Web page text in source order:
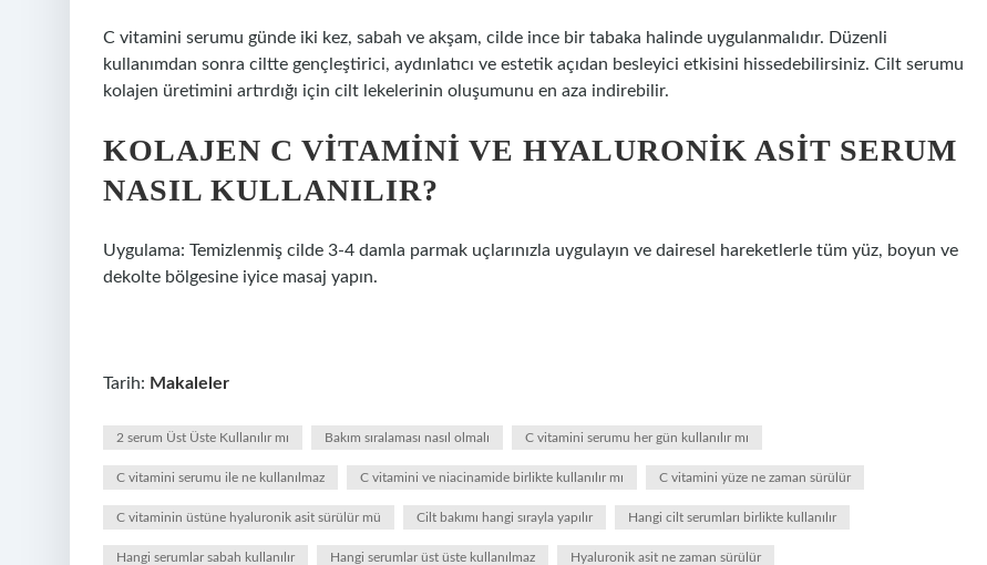
C vitamini serumu günde iki kez, sabah ve akşam, cilde ince bir tabaka halinde uygulanmalıdır. Düzenli
kullanımdan sonra ciltte gençleştirici, aydınlatıcı ve estetik açıdan besleyici etkisini hissedebilirsiniz. Cilt serumu
kolajen üretimini artırdığı için cilt lekelerinin oluşumunu en aza indirebilir.
KOLAJEN C VITAMINI VE HYALURONIK ASIT SERUM
NASIL KULLANILIR?
Uygulama: Temizlenmiş cilde 3-4 damla parmak uçlarınızla uygulayın ve dairesel hareketlerle tüm yüz, boyun ve
dekolte bölgesine iyice masaj yapın.
Tarih: Makaleler
2 serum Üst Üste Kullanılır mı Bakım sıralaması nasıl olmalı C vitamini serumu her gün kullanılır mı
C vitamini serumu ile ne kullanılmaz C vitamini ve niacinamide birlikte kullanılır mı C vitamini yüze ne zaman sürülür
C vitaminin üstüne hyaluronik asit sürülür mü Cilt bakımı hangi sırayla yapılır Hangi cilt serumları birlikte kullanılır
Hangi serumlar sabah kullanılır Hangi serumlar üst üste kullanılmaz Hyaluronik asit ne zaman sürülür